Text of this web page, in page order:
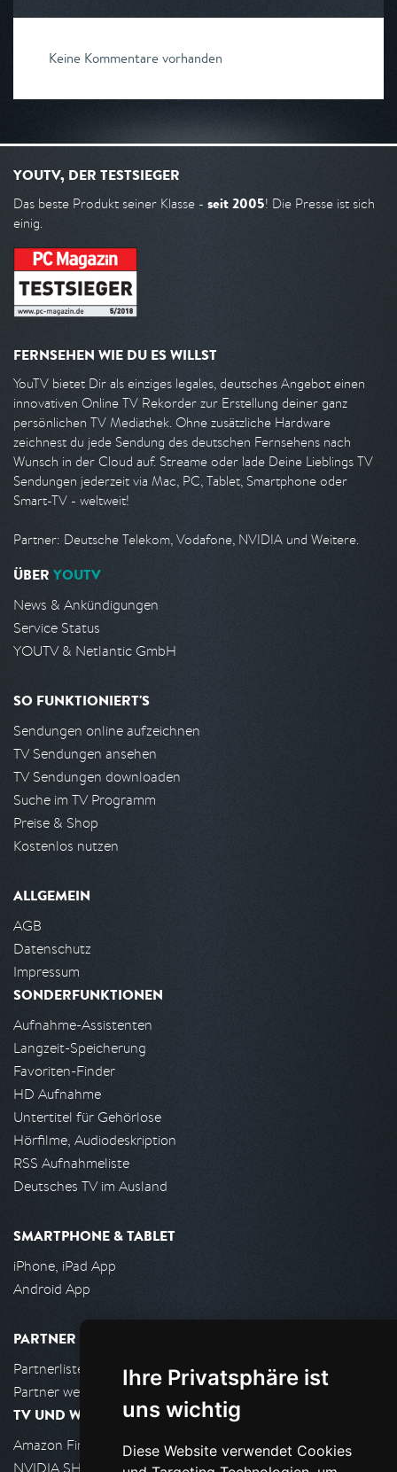
Ihre Privatsphäre ist
uns wichtig
Diese Website verwendet Cookies
Keine Kommentare vorhanden
YOUTV, DER TESTSIEGER
Das beste Produkt seiner Klasse - seit 2005! Die Presse ist sich
einig.
FERNSEHEN WIE DU ES WILLST
YouTV bietet Dir als einziges legales, deutsches Angebot einen
innovativen Online TV Rekorder zur Erstellung deiner ganz
persönlichen TV Mediathek. Ohne zusätzliche Hardware
zeichnest du jede Sendung des deutschen Fernsehens nach
Wunsch in der Cloud auf. Streame oder lade Deine Lieblings TV
Sendungen jederzeit via Mac, PC, Tablet, Smartphone oder
Smart-TV - weltweit!
Partner: Deutsche Telekom, Vodafone, NVIDIA und Weitere.
ÜBER YOUTV
News & Ankündigungen
Service Status
YOUTV & Netlantic GmbH
SO FUNKTIONIERT'S
Sendungen online aufzeichnen
TV Sendungen ansehen
TV Sendungen downloaden
Suche im TV Programm
Preise & Shop
Kostenlos nutzen
ALLGEMEIN
AGB
Datenschutz
Impressum
SONDERFUNKTIONEN
Aufnahme-Assistenten
Langzeit-Speicherung
Favoriten-Finder
HD Aufnahme
Untertitel für Gehörlose
Hörfilme, Audiodeskription
RSS Aufnahmeliste
Deutsches TV im Ausland
SMARTPHONE & TABLET
iPhone, iPad App
Android App
PARTNER
Partnerliste
Partner werden
TV UND WOHNZIMMER
Amazon FireTV
NVIDIA SHIELD, Google TV